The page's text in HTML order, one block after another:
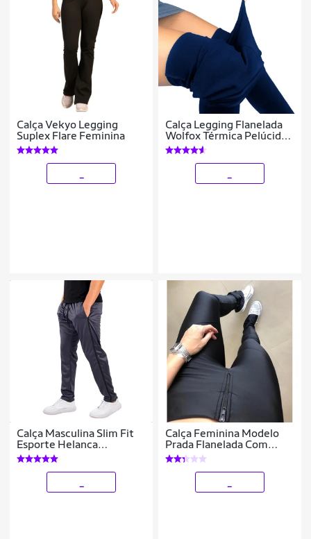
Calça Vekyo Legging
Suplex Flare Feminina
Calça Legging Flanelada
Wolfox Térmica Pelúcida
Quentinha Inverno Tecido
Suplex Feminina
Calça Masculina Slim Fit
Esporte Helanca
Flanelada Casual Treino
Academia
Calça Feminina Modelo
Prada Flanelada Com
Zíper e Com Bolsos